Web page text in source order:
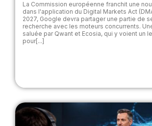
La Commission européenne franchit une
dans l'application du Digital Markets Act
2027, Google devra partager une partie de
recherche avec les moteurs concurrents.
saluée par Qwant et Ecosia, qui y voient un
pour[...]